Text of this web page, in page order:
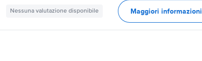
Nessuna valutazione disponibile Maggiori informazioni